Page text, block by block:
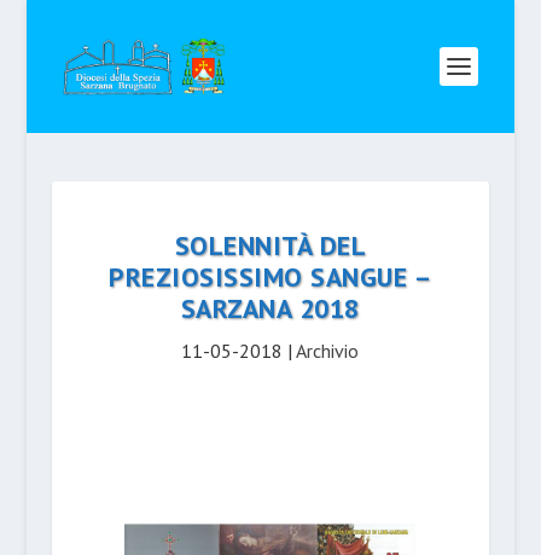
SOLENNITÀ DEL
PREZIOSISSIMO SANGUE –
SARZANA 2018
11-05-2018 |Archivio